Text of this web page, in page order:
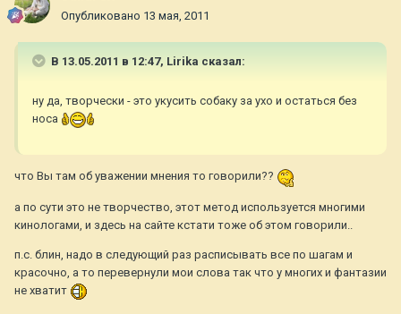
Опубликовано 13 мая, 2011
В 13.05.2011 в 12:47, Lirika сказал:
ну да, творчески - это укусить собаку за ухо и остаться без
носа
что Вы там об уважении мнения то говорили??
а по сути это не творчество, этот метод используется многими
кинологами, и здесь на сайте кстати тоже об этом говорили..
п.с. блин, надо в следующий раз расписывать все по шагам и
красочно, а то перевернули мои слова так что у многих и фантазии
не хватит